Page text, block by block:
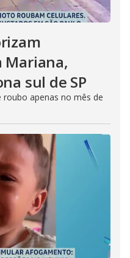
Mariana,
sul de SP
apenas no mês de